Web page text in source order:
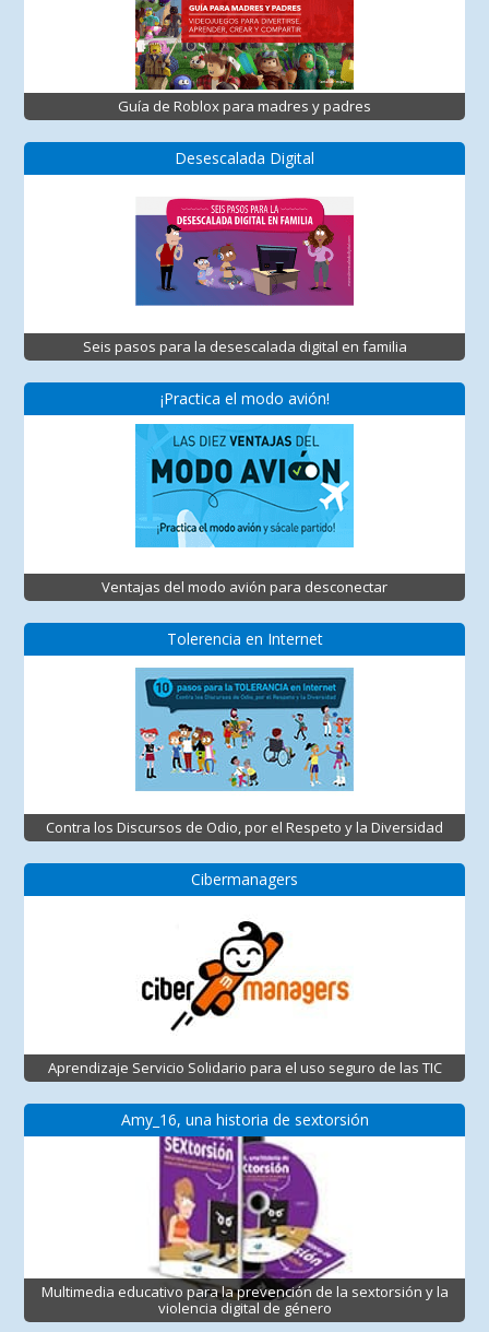
Guía de Roblox para madres y padres
Desescalada Digital
Seis pasos para la desescalada digital en familia
¡Practica el modo avión!
Ventajas del modo avión para desconectar
Tolerencia en Internet
Contra los Discursos de Odio, por el Respeto y la Diversidad
Cibermanagers
Aprendizaje Servicio Solidario para el uso seguro de las TIC
Amy_16, una historia de sextorsión
Multimedia educativo para la prevención de la sextorsión y la
violencia digital de género